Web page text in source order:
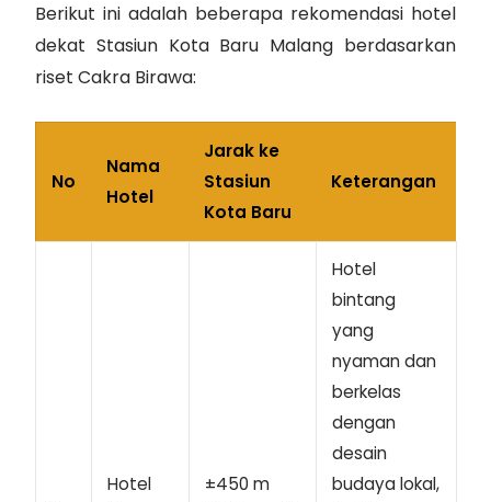
Berikut ini adalah beberapa rekomendasi hotel
dekat Stasiun Kota Baru Malang berdasarkan
riset Cakra Birawa:
No
Nama
Hotel
Jarak ke
Stasiun
Kota Baru
Keterangan
Hotel
±450 m
Hotel
bintang
yang
nyaman dan
berkelas
dengan
desain
budaya lokal,